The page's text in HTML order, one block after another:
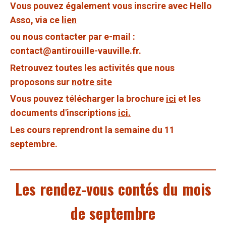
Vous pouvez également vous inscrire avec Hello
Asso, via ce lien
ou nous contacter par e-mail :
contact@antirouille-vauville.fr.
Retrouvez toutes les activités que nous
proposons sur notre site
Vous pouvez télécharger la brochure ici et les
documents d'inscriptions ici.
Les cours reprendront la semaine du 11
septembre.
Les rendez-vous contés du mois
de septembre